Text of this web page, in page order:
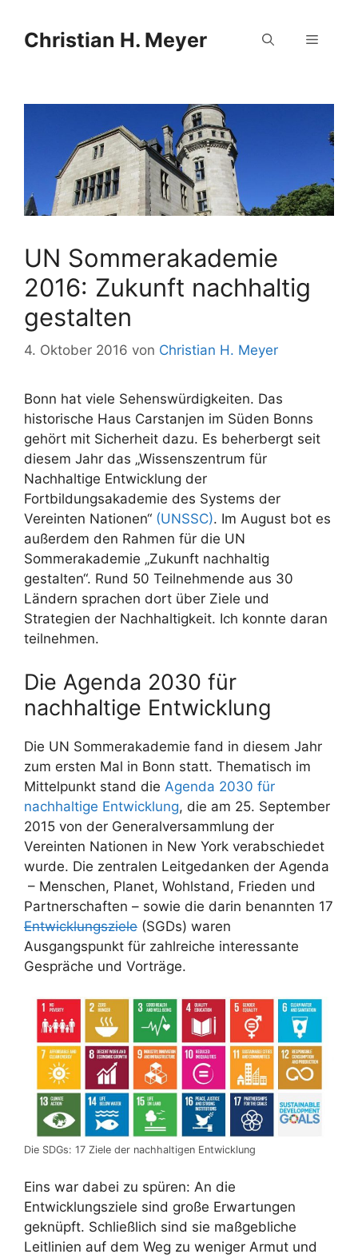
Inhalt
springen
Inhalt
springen
Christian H. Meyer Menü
UN Sommerakademie
2016: Zukunft nachhaltig
gestalten
4. Oktober 2016 von Christian H. Meyer
Bonn hat viele Sehenswürdigkeiten. Das
historische Haus Carstanjen im Süden Bonns
gehört mit Sicherheit dazu. Es beherbergt seit
diesem Jahr das „Wissenszentrum für
Nachhaltige Entwicklung der
Fortbildungsakademie des Systems der
Vereinten Nationen“ (UNSSC). Im August bot es
außerdem den Rahmen für die UN
Sommerakademie „Zukunft nachhaltig
gestalten“. Rund 50 Teilnehmende aus 30
Ländern sprachen dort über Ziele und
Strategien der Nachhaltigkeit. Ich konnte daran
teilnehmen.
Die Agenda 2030 für
nachhaltige Entwicklung
Die UN Sommerakademie fand in diesem Jahr
zum ersten Mal in Bonn statt. Thematisch im
Mittelpunkt stand die Agenda 2030 für
nachhaltige Entwicklung, die am 25. September
2015 von der Generalversammlung der
Vereinten Nationen in New York verabschiedet
wurde. Die zentralen Leitgedanken der Agenda
– Menschen, Planet, Wohlstand, Frieden und
Partnerschaften – sowie die darin benannten 17
Entwicklungsziele (SGDs) waren
Ausgangspunkt für zahlreiche interessante
Gespräche und Vorträge.
Die SDGs: 17 Ziele der nachhaltigen Entwicklung
Eins war dabei zu spüren: An die
Entwicklungsziele sind große Erwartungen
geknüpft. Schließlich sind sie maßgebliche
Leitlinien auf dem Weg zu weniger Armut und